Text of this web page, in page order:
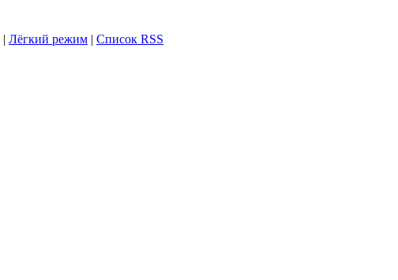
| Лёгкий режим | Список RSS